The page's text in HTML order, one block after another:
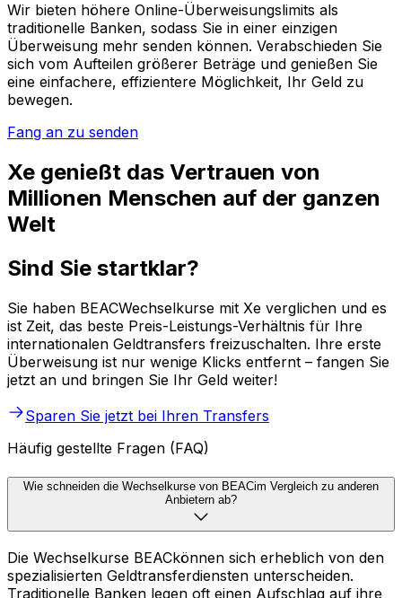
Wir bieten höhere Online-Überweisungslimits als
traditionelle Banken, sodass Sie in einer einzigen
Überweisung mehr senden können. Verabschieden Sie
sich vom Aufteilen größerer Beträge und genießen Sie
eine einfachere, effizientere Möglichkeit, Ihr Geld zu
bewegen.
Fang an zu senden
Xe genießt das Vertrauen von
Millionen Menschen auf der ganzen
Welt
Sind Sie startklar?
Sie haben BEACWechselkurse mit Xe verglichen und es
ist Zeit, das beste Preis-Leistungs-Verhältnis für Ihre
internationalen Geldtransfers freizuschalten. Ihre erste
Überweisung ist nur wenige Klicks entfernt – fangen Sie
jetzt an und bringen Sie Ihr Geld weiter!
Sparen Sie jetzt bei Ihren Transfers
Häufig gestellte Fragen (FAQ)
Wie schneiden die Wechselkurse von BEACim Vergleich zu anderen
Anbietern ab?
Die Wechselkurse BEACkönnen sich erheblich von den
spezialisierten Geldtransferdiensten unterscheiden.
Traditionelle Banken legen oft einen Aufschlag auf ihre